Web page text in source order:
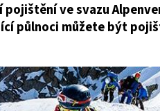
ve svazu
půlnoci můžete být